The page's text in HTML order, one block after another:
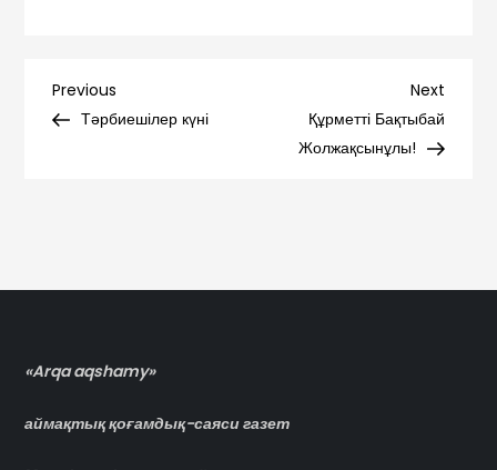
Навигация
Previous
Post
Previous
Тәрбиешілер күні
Next
Post
Next
Құрметті Бақтыбай
Жолжақсынұлы!
«Arqa aqshamy»
аймақтық қоғамдық-саяси газет